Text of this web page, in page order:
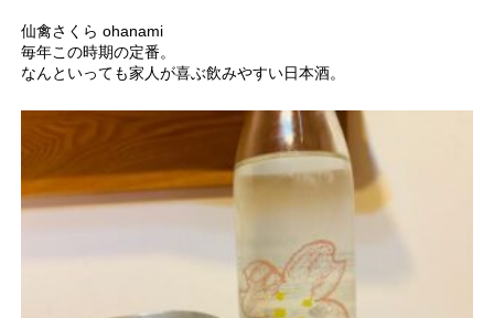
仙禽さくら ohanami
毎年この時期の定番。
なんといっても家人が喜ぶ飲みやすい日本酒。